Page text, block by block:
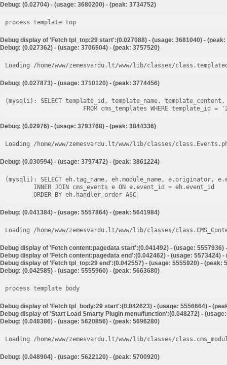
Debug: (0.02704) - (usage: 3680200) - (peak: 3734752)
process template top
Debug display of 'Fetch tpl_top:29 start':(0.027088) - (usage: 3681040) - (peak:
Debug: (0.027362) - (usage: 3706504) - (peak: 3757520)
Loading /home/www/zemesvardu.lt/www/lib/classes/
Debug: (0.027873) - (usage: 3710120) - (peak: 3774456)
(mysqli): SELECT template_id, template_name,
Debug: (0.02976) - (usage: 3793768) - (peak: 3844336)
Loading /home/www/zemesvardu.lt/www/lib/classes/
Debug: (0.030594) - (usage: 3797472) - (peak: 3861224)
(mysqli): SELECT eh.tag_name, eh.module_name, e.originator,
Debug: (0.041384) - (usage: 5557864) - (peak: 5641984)
Loading /home/www/zemesvardu.lt/www/lib/classes/
Debug display of 'Fetch content:pagedata start':(0.041492) - (usage: 5557936)
Debug display of 'Fetch content:pagedata end':(0.042462) - (usage: 5573424) -
Debug display of 'Fetch tpl_top:29 end':(0.042557) - (usage: 5555920) - (peak:
Debug: (0.042585) - (usage: 5555960) - (peak: 5663680)
process template body
Debug display of 'Fetch tpl_body:29 start':(0.042623) - (usage: 5556664) -
Debug display of 'Start Load Smarty Plugin menu/function':(0.048272) -
Debug: (0.048386) - (usage: 5620856) - (peak: 5696280)
Loading /home/www/zemesvardu.lt/www/lib/classes/
Debug: (0.048904) - (usage: 5622120) - (peak: 5700920)